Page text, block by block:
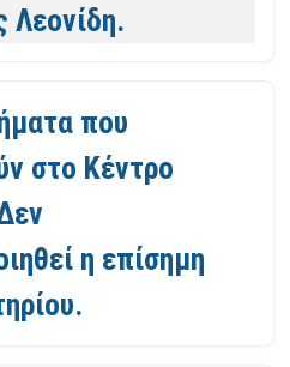
Λεονίδη.
που
στο Κέντρο
η επίσημη